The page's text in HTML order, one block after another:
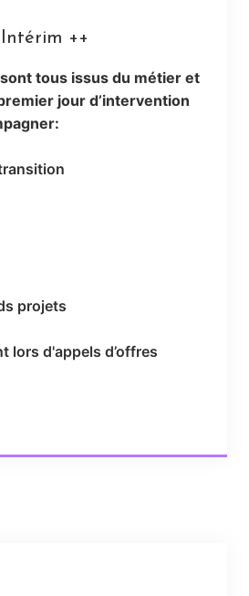
Intérim ++
tous issus du métier et
jour d’intervention
projets
lors d'appels d’offres